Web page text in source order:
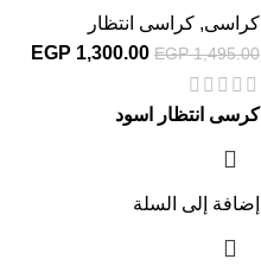
كراسى, كراسى انتظار
EGP1,495.00
EGP 1,300.00
كرسى انتظار اسود
إضافة إلى السلة